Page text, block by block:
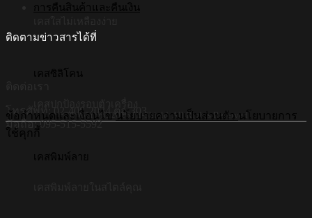
เคสซิลิโคน
เคสพิมพ์ลาย
การคืนสินค้าและคืนเงิน
ติดตามข่าวสารได้ที่
โทรศัพท์: 02-408-2034 ต่อ 303
มือถือ: 095-515-5592
©Copyright 2026 Hi-Shield All Rights Reserved.
ข้อกำหนดและเงื่อนไข นโยบายความเป็นส่วนตัว นโยบายการ
ใช้คุกกี้